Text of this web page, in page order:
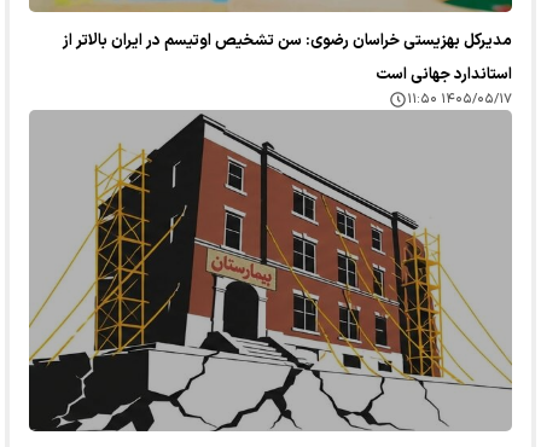
مدیرکل بهزیستی خراسان رضوی: سن تشخیص اوتیسم در ایران بالاتر از
استاندارد جهانی است
۱۴۰۵/۰۵/۱۷ ۱۱:۵۰